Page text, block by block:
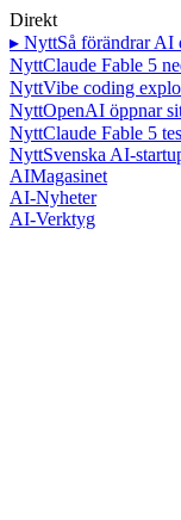
Direkt
▸ NyttSå förändrar AI
NyttClaude Fable 5
NyttVibe coding
NyttOpenAI öppnar
NyttClaude Fable 5
NyttSvenska AI-
AIMagasinet
AI-Nyheter
AI-Verktyg